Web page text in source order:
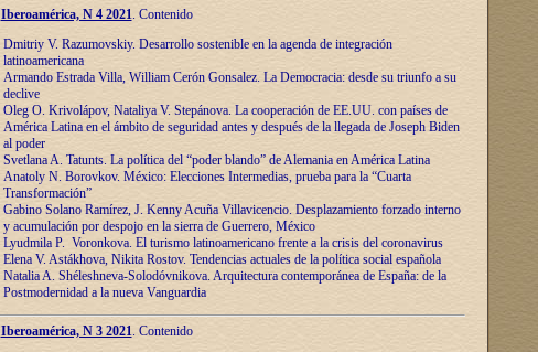
Iberoamérica, N 4 2021. Contenido
Dmitriy V. Razumovskiy. Desarrollo sostenible en la agenda de integración
latinoamericana
Armando Estrada Villa, William Cerón Gonsalez. La Democracia: desde su triunfo a su
declive
Oleg O. Krivolápov, Nataliya V. Stepánova. La cooperación de EE.UU. con países de
América Latina en el ámbito de seguridad antes y después de la llegada de Joseph Biden
al poder
Svetlana A. Tatunts. La política del “poder blando” de Alemania en América Latina
Anatoly N. Borovkov. México: Elecciones Intermedias, prueba para la “Cuarta
Transformación”
Gabino Solano Ramírez, J. Kenny Acuña Villavicencio. Desplazamiento forzado interno
y acumulación por despojo en la sierra de Guerrero, México
Lyudmila P. Voronkova. El turismo latinoamericano frente a la crisis del coronavirus
Elena V. Astákhova, Nikita Rostov. Tendencias actuales de la política social española
Natalia A. Shéleshneva-Solodóvnikova. Arquitectura contemporánea de España: de la
Postmodernidad a la nueva Vanguardia
Iberoamérica, N 3 2021. Contenido